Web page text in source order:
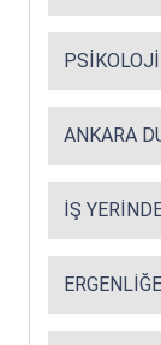
ANKARA
İŞ